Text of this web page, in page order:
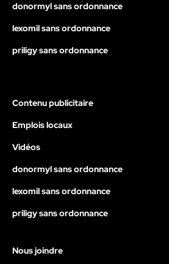
donormyl sans ordonnance
lexomil sans ordonnance
priligy sans ordonnance
Contenu publicitaire
Emplois locaux
Vidéos
donormyl sans ordonnance
lexomil sans ordonnance
priligy sans ordonnance
Nous joindre